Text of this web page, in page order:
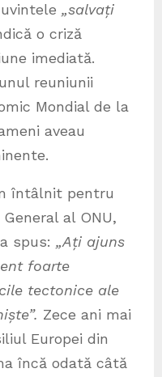
„salvați
o criză
imediată.
reuniunii
Mondial de la
aveau
întâlnit pentru
al ONU,
spus: „Ați ajuns
foarte
tectonice ale
Zece ani mai
Europei din
încă odată câtă